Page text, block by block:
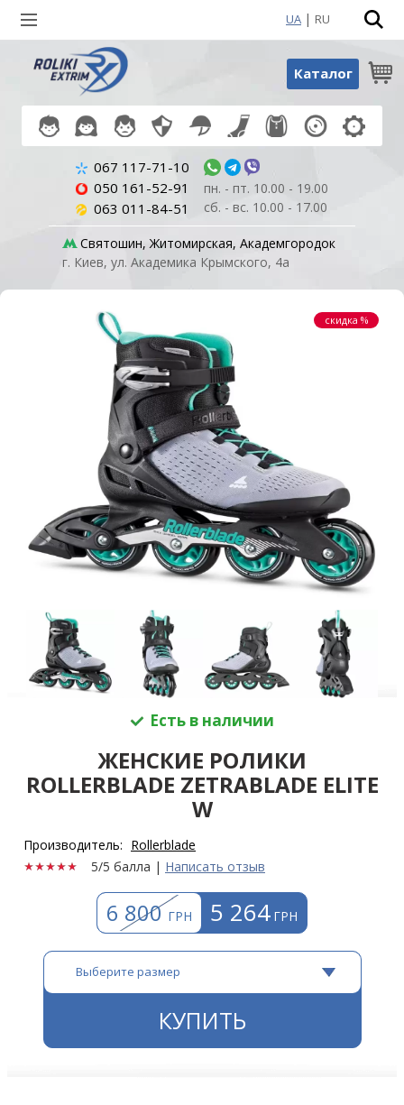
UA | RU
Каталог
067 117-71-10
050 161-52-91
063 011-84-51
пн. - пт. 10.00 - 19.00
сб. - вс. 10.00 - 17.00
Святошин, Житомирская, Академгородок
г. Киев, ул. Академика Крымского, 4а
скидка %
Есть в наличии
ЖЕНСКИЕ РОЛИКИ
ROLLERBLADE ZETRABLADE ELITE
W
Производитель: Rollerblade
5/5 балла | Написать отзыв
6 800 ГРН 5 264 ГРН
Выберите размер
КУПИТЬ